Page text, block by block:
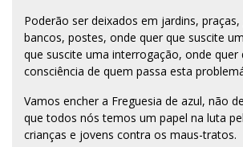
Poderão ser deixados em jardins,
bancos, postes, onde quer que suscite
que suscite uma interrogação, onde quer
consciência de quem passa esta
Vamos encher a Freguesia de azul, não
que todos nós temos um papel na luta
crianças e jovens contra os maus-tratos.